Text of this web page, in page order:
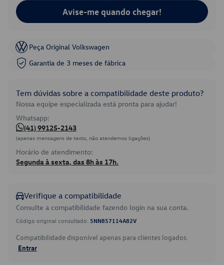
Avise-me quando chegar!
Peça Original Volkswagen
Garantia de 3 meses de fábrica
Tem dúvidas sobre a compatibilidade deste produto?
Nossa equipe especializada está pronta para ajudar!
Whatsapp:
(41) 99125-2143
(apenas mensagens de texto, não atendemos ligações)
Horário de atendimento:
Segunda à sexta, das 8h às 17h.
Verifique a compatibilidade
Consulte a compatibilidade fazendo login na sua conta.
Código original consultado: 5NN857114A82V
Compatibilidade disponível apenas para clientes logados.
Entrar